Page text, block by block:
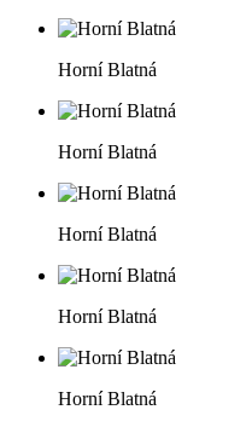
Horní Blatná
Horní Blatná
Horní Blatná
Horní Blatná
Horní Blatná